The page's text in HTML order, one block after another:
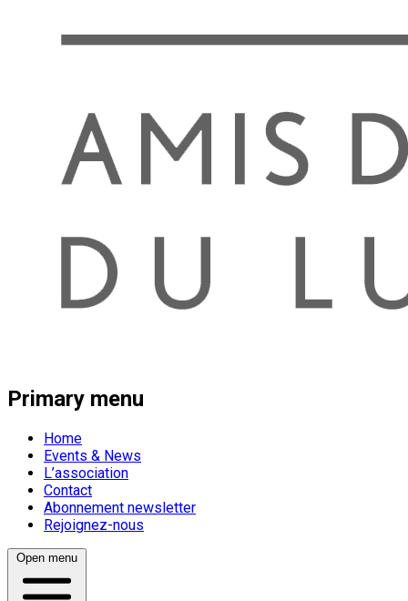
Primary menu
Home
Events & News
L’association
Contact
Abonnement newsletter
Rejoignez-nous
Open menu